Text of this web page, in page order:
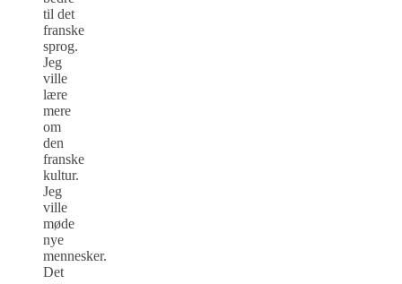
til det
franske
sprog.
Jeg
ville
lære
mere
om
den
franske
kultur.
Jeg
ville
møde
nye
mennesker.
Det